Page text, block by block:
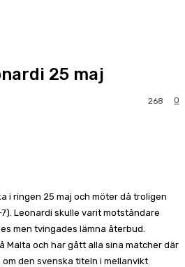
25 maj
0
268
i ringen 25 maj och möter då troligen
Leonardi skulle varit motståndare
men tvingades lämna återbud.
Malta och har gått alla sina matcher där
den svenska titeln i mellanvikt